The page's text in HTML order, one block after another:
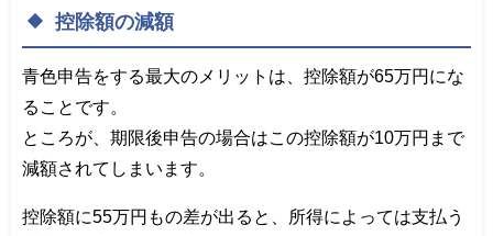
控除額の減額
青色申告をする最大のメリットは、控除額が65万円にな
ることです。
ところが、期限後申告の場合はこの控除額が10万円まで
減額されてしまいます。
控除額に55万円もの差が出ると、所得によっては支払う